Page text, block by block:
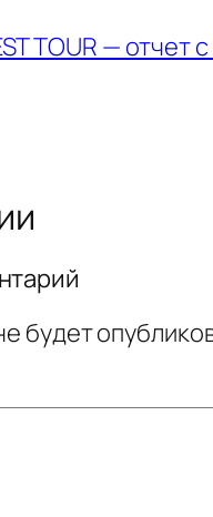
TOUR — отчет
будет